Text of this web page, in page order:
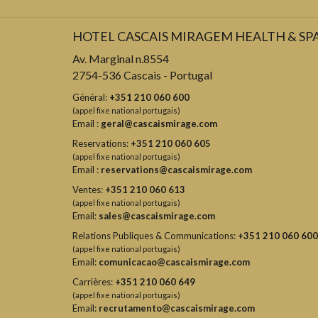
HOTEL CASCAIS MIRAGEM HEALTH &
Av. Marginal n.8554
2754-536 Cascais - Portugal
Général: +351 210 060 600
(appel fixe national portugais)
Email : geral@cascaismirage.com
Reservations: +351 210 060 605
(appel fixe national portugais)
Email : reservations@cascaismirage.com
Ventes: +351 210 060 613
(appel fixe national portugais)
Email: sales@cascaismirage.com
Relations Publiques & Communications: +351 210 060 600
(appel fixe national portugais)
Email: comunicacao@cascaismirage.com
Carrières: +351 210 060 649
(appel fixe national portugais)
Email: recrutamento@cascaismirage.com